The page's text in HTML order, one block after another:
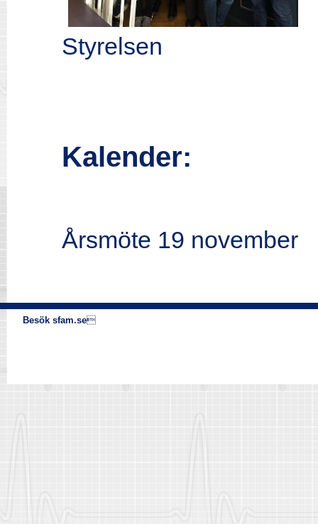
Styrelsen
Kalender:
Årsmöte 19 november
Besök sfam.se